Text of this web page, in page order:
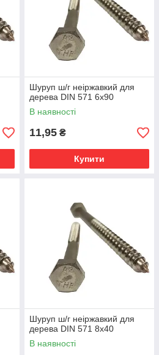
Шуруп ш/г неіржавкий для
дерева DIN 571 6х90
В наявності
11,95 ₴
Купити
Шуруп ш/г неіржавкий для
дерева DIN 571 8х40
В наявності